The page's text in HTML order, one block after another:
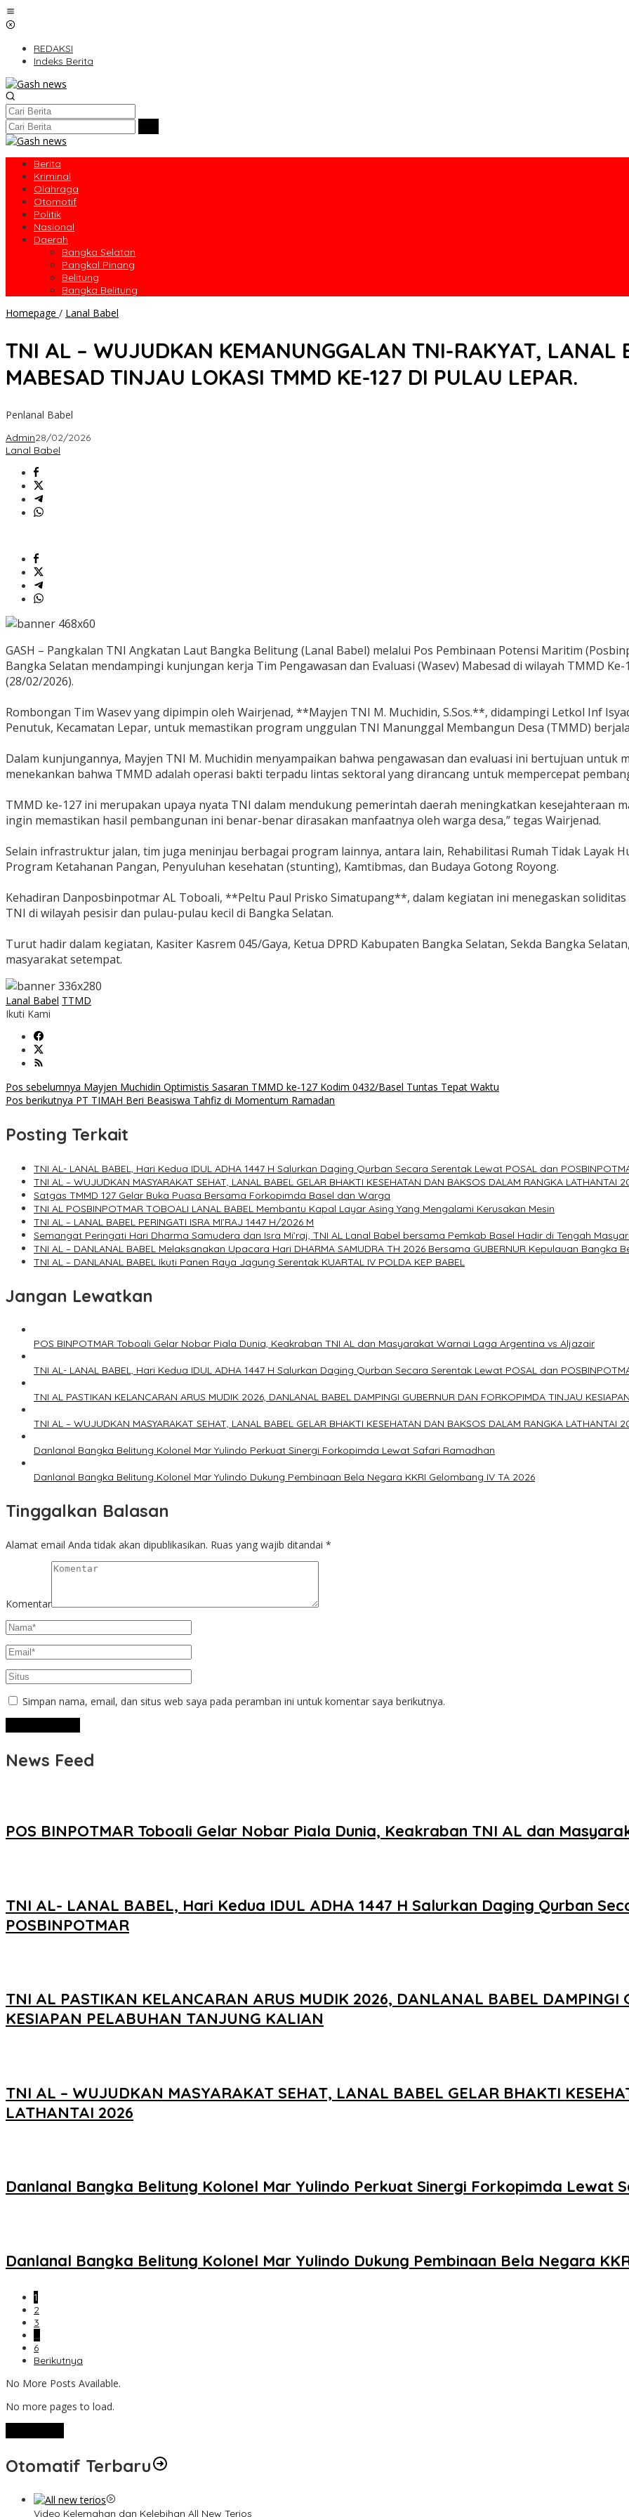
Lewati
ke
REDAKSI
Indeks Berita
Berita
Kriminal
Olahraga
Otomotif
Politik
Nasional
Daerah
Bangka Selatan
Pangkal Pinang
Belitung
Bangka Belitung
Homepage / Lanal Babel
WUJUDKAN
TNI-
TNI AL – WUJUDKAN KEMANUNGGALAN TNI-RAKYAT, LANAL
MABESAD TINJAU LOKASI TMMD KE-127 DI PULAU LEPAR.
Penlanal Babel
Admin28/02/2026
Lanal Babel
GASH – Pangkalan TNI Angkatan Laut Bangka Belitung (Lanal Babel) melalui Pos Pembinaan Potensi Maritim
Bangka Selatan mendampingi kunjungan kerja Tim Pengawasan dan Evaluasi (Wasev) Mabesad di wilayah TMMD
(28/02/2026).
‎Rombongan Tim Wasev yang dipimpin oleh Wairjenad, **Mayjen TNI M. Muchidin, S.Sos.**, didampingi Letkol Inf
Penutuk, Kecamatan Lepar, untuk memastikan program unggulan TNI Manunggal Membangun Desa (TMMD)
‎Dalam kunjungannya, Mayjen TNI M. Muchidin menyampaikan bahwa pengawasan dan evaluasi ini bertujuan untuk
menekankan bahwa TMMD adalah operasi bakti terpadu lintas sektoral yang dirancang untuk mempercepat
‎TMMD ke-127 ini merupakan upaya nyata TNI dalam mendukung pemerintah daerah meningkatkan kesejahteraan
ingin memastikan hasil pembangunan ini benar-benar dirasakan manfaatnya oleh warga desa,” tegas Wairjenad.
‎Selain infrastruktur jalan, tim juga meninjau berbagai program lainnya, antara lain, Rehabilitasi Rumah Tidak Layak
Program Ketahanan Pangan, Penyuluhan kesehatan (stunting), Kamtibmas, dan Budaya Gotong Royong.
‎Kehadiran Danposbinpotmar AL Toboali, **Peltu Paul Prisko Simatupang**, dalam kegiatan ini menegaskan
TNI di wilayah pesisir dan pulau-pulau kecil di Bangka Selatan.
‎Turut hadir dalam kegiatan, Kasiter Kasrem 045/Gaya, Ketua DPRD Kabupaten Bangka Selatan, Sekda Bangka
masyarakat setempat.
Lanal Babel TTMD
Ikuti Kami
Navigasi
Pos sebelumnya Mayjen Muchidin Optimistis Sasaran TMMD ke-127 Kodim 0432/Basel Tuntas Tepat Waktu
Pos berikutnya PT TIMAH Beri Beasiswa Tahfiz di Momentum Ramadan
Posting Terkait
TNI AL- LANAL BABEL, Hari Kedua IDUL ADHA 1447 H Salurkan Daging Qurban Secara Serentak Lewat POSAL dan
TNI AL – WUJUDKAN MASYARAKAT SEHAT, LANAL BABEL GELAR BHAKTI KESEHATAN DAN BAKSOS DALAM RANGKA LATHANTAI
Satgas TMMD 127 Gelar Buka Puasa Bersama Forkopimda Basel dan Warga
TNI AL POSBINPOTMAR TOBOALI LANAL BABEL Membantu Kapal Layar Asing Yang Mengalami Kerusakan Mesin
TNI AL – LANAL BABEL PERINGATI ISRA MI’RAJ 1447 H/2026 M
Semangat Peringati Hari Dharma Samudera dan Isra Mi’raj, TNI AL Lanal Babel bersama Pemkab Basel Hadir di Tengah
TNI AL – DANLANAL BABEL Melaksanakan Upacara Hari DHARMA SAMUDRA TH 2026 Bersama GUBERNUR Kepulauan Bangka
TNI AL – DANLANAL BABEL Ikuti Panen Raya Jagung Serentak KUARTAL IV POLDA KEP BABEL
Jangan Lewatkan
POS BINPOTMAR Toboali Gelar Nobar Piala Dunia, Keakraban TNI AL dan Masyarakat Warnai Laga Argentina vs Aljazair
TNI AL- LANAL BABEL, Hari Kedua IDUL ADHA 1447 H Salurkan Daging Qurban Secara Serentak Lewat POSAL dan
TNI AL PASTIKAN KELANCARAN ARUS MUDIK 2026, DANLANAL BABEL DAMPINGI GUBERNUR DAN FORKOPIMDA TINJAU
TNI AL – WUJUDKAN MASYARAKAT SEHAT, LANAL BABEL GELAR BHAKTI KESEHATAN DAN BAKSOS DALAM RANGKA LATHANTAI
Danlanal Bangka Belitung Kolonel Mar Yulindo Perkuat Sinergi Forkopimda Lewat Safari Ramadhan
Danlanal Bangka Belitung Kolonel Mar Yulindo Dukung Pembinaan Bela Negara KKRI Gelombang IV TA 2026
Tinggalkan Balasan
Alamat email Anda tidak akan dipublikasikan. Ruas yang wajib ditandai *
Komentar
Simpan nama, email, dan situs web saya pada peramban ini untuk komentar saya berikutnya.
News Feed
POS BINPOTMAR Toboali Gelar Nobar Piala Dunia, Keakraban TNI AL dan
TNI AL- LANAL BABEL, Hari Kedua IDUL ADHA 1447 H Salurkan Daging Qurban
POSBINPOTMAR
TNI AL PASTIKAN KELANCARAN ARUS MUDIK 2026, DANLANAL BABEL DAMPINGI
KESIAPAN PELABUHAN TANJUNG KALIAN
TNI AL – WUJUDKAN MASYARAKAT SEHAT, LANAL BABEL GELAR BHAKTI
LATHANTAI 2026
Danlanal Bangka Belitung Kolonel Mar Yulindo Perkuat Sinergi Forkopimda Lewat
Danlanal Bangka Belitung Kolonel Mar Yulindo Dukung Pembinaan Bela Negara
1
2
3
…
6
Berikutnya
No More Posts Available.
No more pages to load.
Otomatif Terbaru
Video Kelemahan dan Kelebihan All New Terios